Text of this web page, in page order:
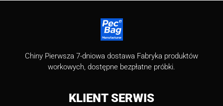
Chiny Pierwsza 7-dniowa dostawa Fabryka produktów
workowych, dostępne bezpłatne próbki.
KLIENTSERWIS